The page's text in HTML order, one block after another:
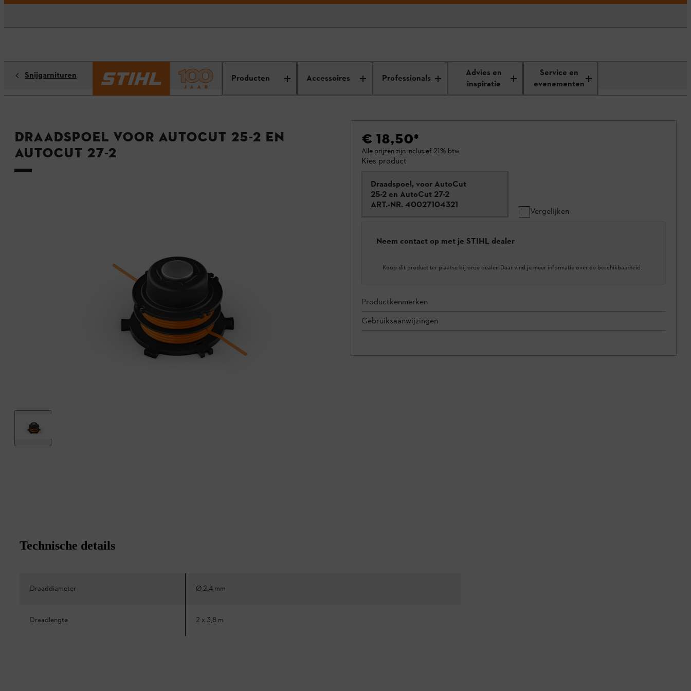
Producten Accessoires Professionals
Advies en
inspiratie
Service en
evenementen
Snijgarnituren
Draadspoel voor AutoCut 25-2 en
AutoCut 27-2
€ 18,50*
Alle prijzen zijn inclusief 21% btw.
Kies product
Draadspoel, voor AutoCut
25-2 en AutoCut 27-2
ART.-NR. 40027104321
Vergelijken
Neem contact op met je STIHL dealer
Koop dit product ter plaatse bij onze dealer. Daar vind je meer informatie over de beschikbaarheid.
Productkenmerken
Gebruiksaanwijzingen
Technische details
Draaddiameter Ø 2,4 mm
Draadlengte 2 x 3,8 m